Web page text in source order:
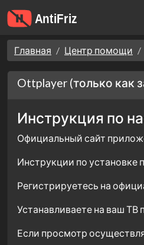
Главная Центр помощи
Ottplayer (только как
Инструкция по
Официальный сайт
Инструкции по установке
Регистрируетесь на
Устанавливаете на ваш
Если просмотр